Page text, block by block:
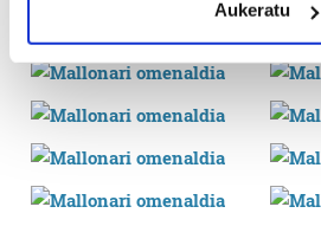
Identify your device by
specific characteristics
Find out more about how your
and set your preferences in the
Guk eta gure bazkideek zure datu
prozesatzen ditugu, zure IP
Aukeratu